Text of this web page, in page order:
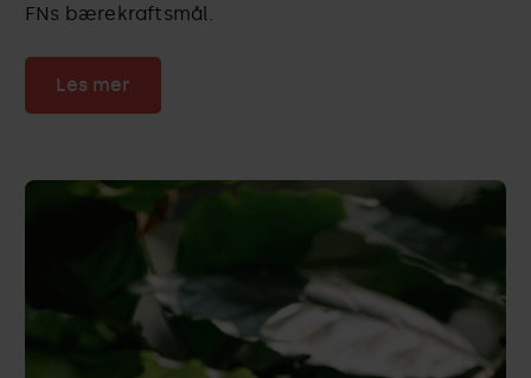
FNs bærekraftsmål.
Les mer